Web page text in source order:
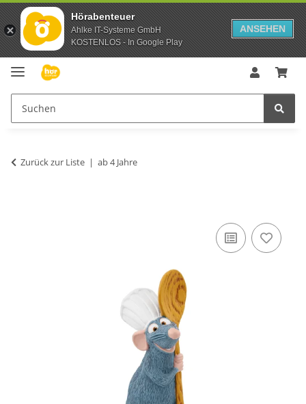
Hörabenteuer
Ahlke IT-Systeme GmbH
KOSTENLOS - In Google Play
ANSEHEN
Zurück zur Liste ab 4 Jahre